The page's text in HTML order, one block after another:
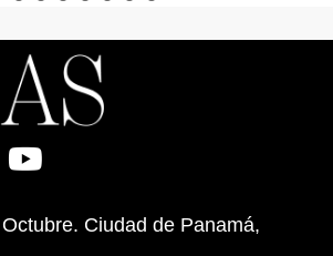
Ciudad de Panamá,